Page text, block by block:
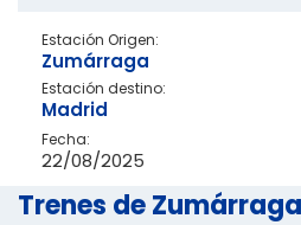
Estación Origen:
Zumárraga
Estación destino:
Madrid
Fecha:
22/08/2025
Trenes de